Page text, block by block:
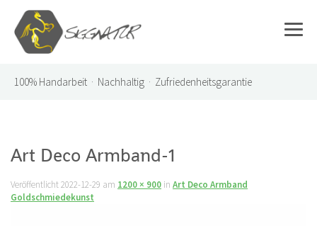
100% Handarbeit · Nachhaltig · Zufriedenheitsgarantie
Art Deco Armband-1
Veröffentlicht2022-12-29 am 1200 × 900 in Art Deco Armband
Goldschmiedekunst